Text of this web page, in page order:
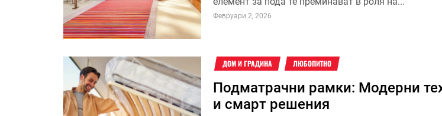
Февруари 2, 2026
ДОМ И ГРАДИНА ЛЮБОПИТНО
Подматрачни рамки: Модерни
и смарт решения